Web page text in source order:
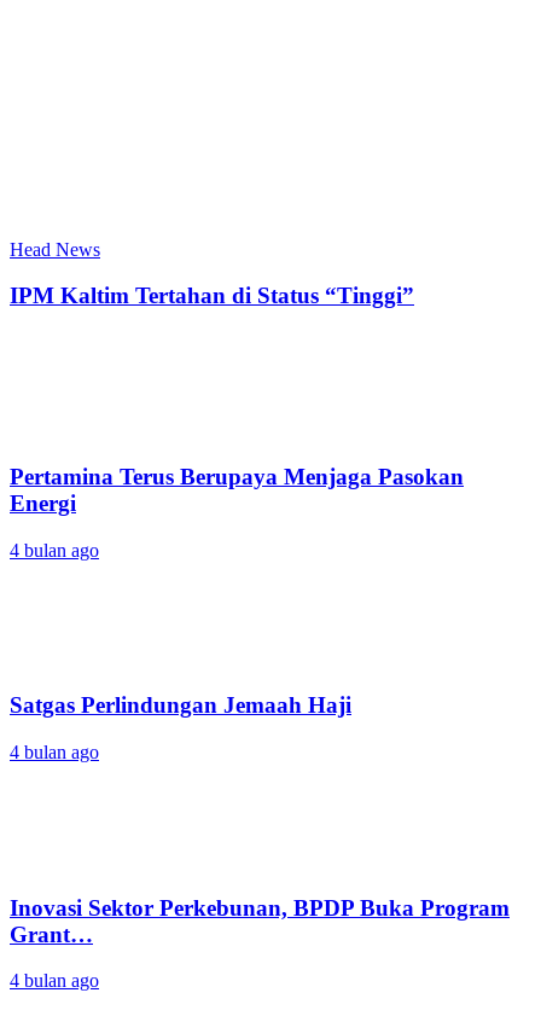
Head News
IPM Kaltim Tertahan di Status “Tinggi”
Pertamina Terus Berupaya Menjaga Pasokan
Energi
4 bulan ago
Satgas Perlindungan Jemaah Haji
4 bulan ago
Inovasi Sektor Perkebunan, BPDP Buka Program
Grant…
4 bulan ago